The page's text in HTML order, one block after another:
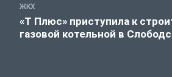
ЖКХ
«Т Плюс» приступила к
газовой котельной в